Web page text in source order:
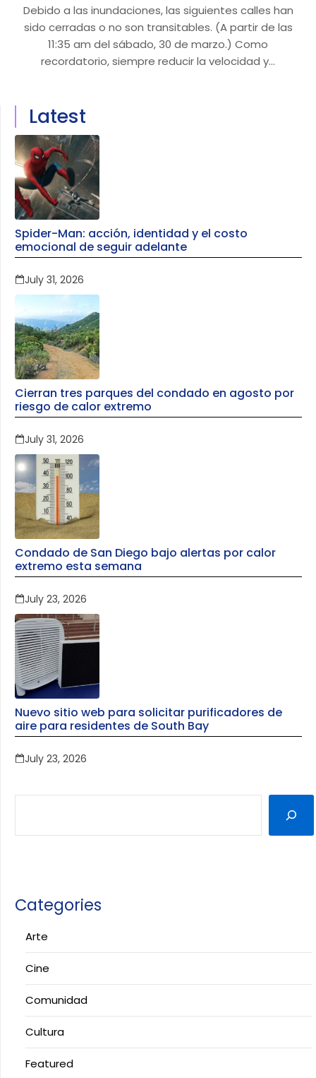
Debido a las inundaciones, las siguientes calles han
sido cerradas o no son transitables. (A partir de las
11:35 am del sábado, 30 de marzo.) Como
recordatorio, siempre reducir la velocidad y…
Latest
Spider-Man: acción, identidad y el costo
emocional de seguir adelante
July 31, 2026
Cierran tres parques del condado en agosto por
riesgo de calor extremo
July 31, 2026
Condado de San Diego bajo alertas por calor
extremo esta semana
July 23, 2026
Nuevo sitio web para solicitar purificadores de
aire para residentes de South Bay
July 23, 2026
Categories
Arte
Cine
Comunidad
Cultura
Featured